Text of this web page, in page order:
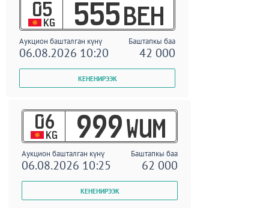
05
KG 555 BEH
Аукцион башталган күнү Баштапкы баа
06.08.2026 10:20 42 000
06
KG 999 WUM
Аукцион башталган күнү Баштапкы баа
06.08.2026 10:25 62 000